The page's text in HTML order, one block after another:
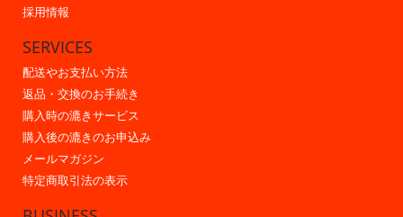
採用情報
SERVICES
配送やお支払い方法
返品・交換のお手続き
購入時の漉きサービス
購入後の漉きのお申込み
メールマガジン
特定商取引法の表示